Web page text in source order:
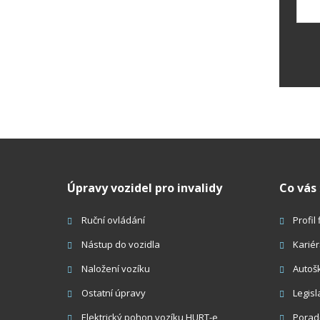
se
Úpravy vozidel pro invalidy
Ruční ovládání
Nástup do vozidla
Naložení vozíku
Ostatní úpravy
Elektrický pohon vozíku HURT-e
Co
Profil